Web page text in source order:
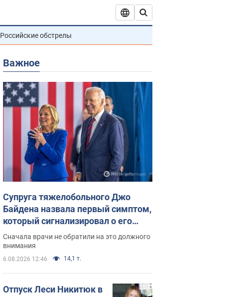
Российские обстрелы
Важное
Супруга тяжелобольного Джо
Байдена назвала первый симптом,
который сигнализировал о его
"агрессивном" раке
Сначала врачи не обратили на это должного
внимания
6.08.2026 12:46 14,1 т.
Отпуск Леси Никитюк в